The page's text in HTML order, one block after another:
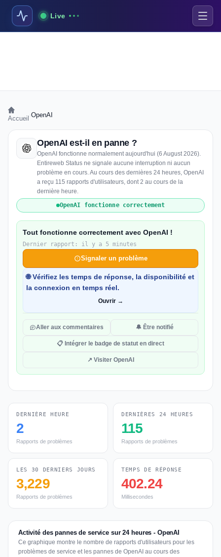
Live
Accueil OpenAI
OpenAI est-il en panne ?
OpenAI fonctionne normalement aujourd'hui (6 August 2026).
Entireweb Status ne signale aucune interruption ni aucun
problème en cours. Au cours des dernières 24 heures, OpenAI
a reçu 115 rapports d'utilisateurs, dont 2 au cours de la
dernière heure.
OpenAI fonctionne correctement
Tout fonctionne correctement avec OpenAI !
Dernier rapport: il y a 5 minutes
Signaler un problème
🌐 Vérifiez les temps de réponse, la disponibilité et
la connexion en temps réel.
Ouvrir →
Aller aux commentaires 🔔 Être notifié
📋 Intégrer le badge de statut en direct
↗ Visiter OpenAI
DERNIÈRE HEURE
2
Rapports de problèmes
DERNIÈRES 24 HEURES
115
Rapports de problèmes
LES 30 DERNIERS JOURS
3,229
Rapports de problèmes
TEMPS DE RÉPONSE
402.24
Millisecondes
Activité des pannes de service sur 24 heures - OpenAI
Ce graphique montre le nombre de rapports d'utilisateurs pour les
problèmes de service et les pannes de OpenAI au cours des